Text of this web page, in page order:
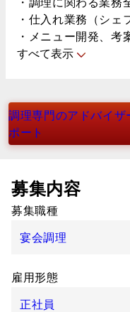
・仕入れ業務（シェ
・メニュー開発、考
すべて表示
調理専門のアドバイザ
ポート
募集内容
募集職種
宴会調理
雇用形態
正社員